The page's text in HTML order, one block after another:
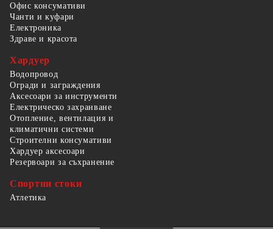
Офис консумативи
Чанти и куфари
Електроника
Здраве и красота
Хардуер
Водопровод
Огради и заграждения
Аксесоари за инструменти
Електрическо захранване
Отопление, вентилация и
климатични системи
Строителни консумативи
Хардуер аксесоари
Резервоари за съхранение
Спортни стоки
Атлетика